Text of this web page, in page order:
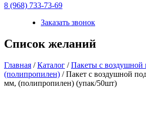
8 (968) 733-73-69
Заказать звонок
Список желаний
Главная /Каталог /Пакеты с воздушной
(полипропилен) / Пакет с воздушной
мм, (полипропилен) (упак/50шт)